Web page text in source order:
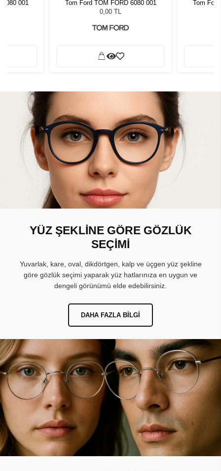
001
Tom Ford TOM FORD 6080 001
0,00 TL
Tom
YÜZ ŞEKLİNE GÖRE GÖZLÜK
SEÇİMİ
Yuvarlak, kare, oval, dikdörtgen, kalp ve üçgen yüz şekline
göre gözlük seçimi yaparak yüz hatlarınıza en uygun ve
dengeli görünümü elde edebilirsiniz.
DAHA FAZLA BILGI